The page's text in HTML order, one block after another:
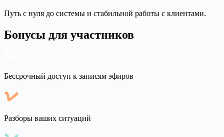
Путь с нуля до системы и стабильной работы с клиентами.
Бонусы для участников
Бессрочный доступ к записям эфиров
Разборы ваших ситуаций